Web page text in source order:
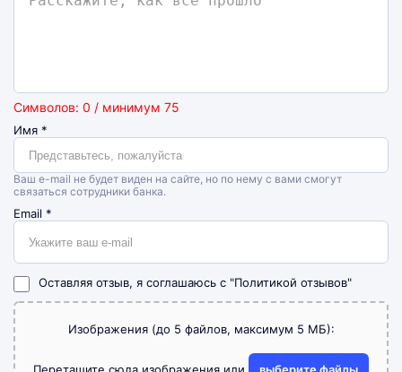
Символов: 0 / минимум 75
Имя *
Ваш e-mail не будет виден на сайте, но по нему с вами смогут
связаться сотрудники банка.
Email *
Оставляя отзыв, я соглашаюсь с "Политикой отзывов"
Изображения (до 5 файлов, максимум 5 МБ):